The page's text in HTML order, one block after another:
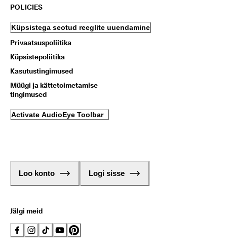
POLICIES
Küpsistega seotud reeglite uuendamine
Privaatsuspoliitika
Küpsistepoliitika
Kasutustingimused
Müügi ja kättetoimetamise
tingimused
Activate AudioEye Toolbar
Loo konto Logi sisse
Jälgi meid